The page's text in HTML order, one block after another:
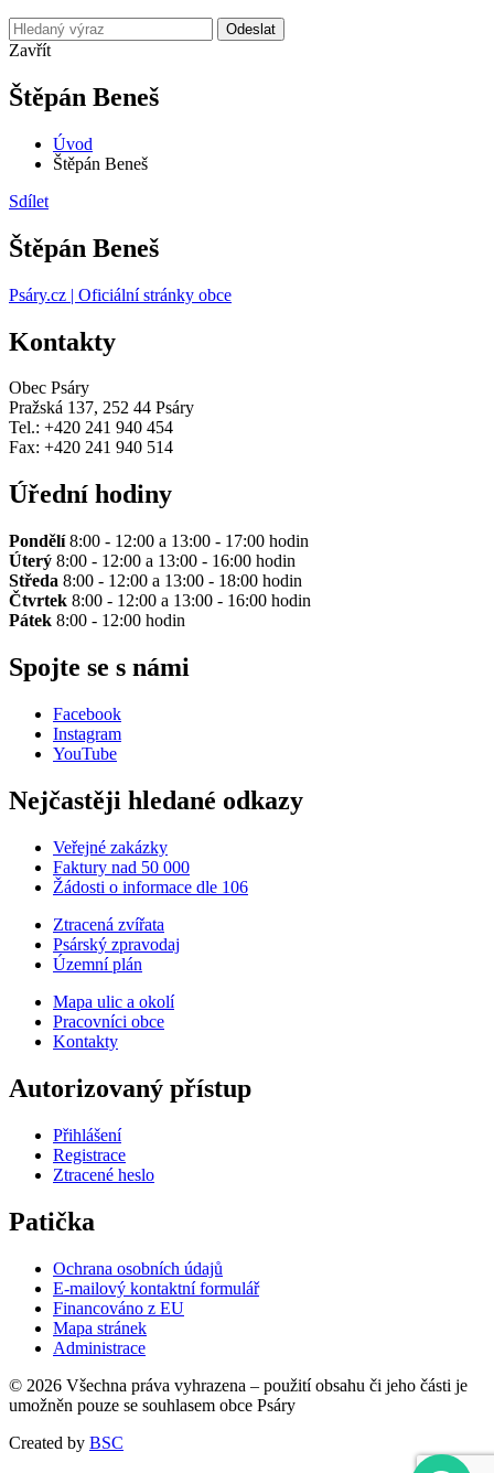
Odeslat
Zavřít
Štěpán Beneš
Úvod
Štěpán Beneš
Sdílet
Štěpán Beneš
Psáry.cz | Oficiální stránky obce
Kontakty
Obec Psáry
Pražská 137, 252 44 Psáry
Tel.: +420 241 940 454
Fax: +420 241 940 514
Úřední hodiny
Pondělí8:00 - 12:00 a 13:00 - 17:00 hodin
Úterý 8:00 - 12:00 a 13:00 - 16:00 hodin
Středa 8:00 - 12:00 a 13:00 - 18:00 hodin
Čtvrtek 8:00 - 12:00 a 13:00 - 16:00 hodin
Pátek 8:00 - 12:00 hodin
Spojte se s námi
Facebook
Instagram
YouTube
Nejčastěji hledané odkazy
Veřejné zakázky
Faktury nad 50 000
Žádosti o informace dle 106
Ztracená zvířata
Psárský zpravodaj
Územní plán
Mapa ulic a okolí
Pracovníci obce
Kontakty
Autorizovaný přístup
Přihlášení
Registrace
Ztracené heslo
Patička
Ochrana osobních údajů
E-mailový kontaktní formulář
Financováno z EU
Mapa stránek
Administrace
© 2026 Všechna práva vyhrazena – použití obsahu či jeho části je
umožněn pouze se souhlasem obce Psáry
Created by BSC